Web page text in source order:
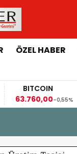
ÖZEL HABER
BITCOIN
63.760,00-0,55%